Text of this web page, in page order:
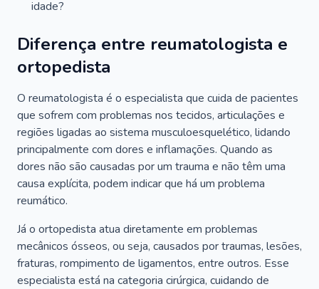
idade?
Diferença entre reumatologista e
ortopedista
O reumatologista é o especialista que cuida de pacientes
que sofrem com problemas nos tecidos, articulações e
regiões ligadas ao sistema musculoesquelético, lidando
principalmente com dores e inflamações. Quando as
dores não são causadas por um trauma e não têm uma
causa explícita, podem indicar que há um problema
reumático.
Já o ortopedista atua diretamente em problemas
mecânicos ósseos, ou seja, causados por traumas, lesões,
fraturas, rompimento de ligamentos, entre outros. Esse
especialista está na categoria cirúrgica, cuidando de